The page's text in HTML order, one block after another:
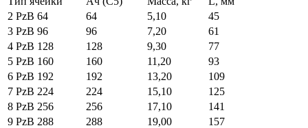
2 PzB 64
64 5,10
45
3 PzB 96
96 7,20
61
4 PzB 128
128 9,30
77
5 PzB 160
160 11,20
93
6 PzB 192
192 13,20
109
7 PzB 224
224 15,10
125
8 PzB 256
256 17,10
141
9 PzB 288
288 19,00
157